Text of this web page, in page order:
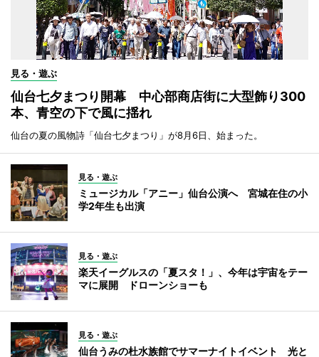
見る・遊ぶ
仙台七夕まつり開幕 中心部商店街に大型飾り300
本、青空の下で風に揺れ
仙台の夏の風物詩「仙台七夕まつり」が8月6日、始まった。
見る・遊ぶ
ミュージカル「アニー」仙台公演へ 宮城在住の小
学2年生も出演
見る・遊ぶ
楽天イーグルスの「夏スタ！」、今年は宇宙をテー
マに展開 ドローンショーも
見る・遊ぶ
仙台うみの杜水族館でサマーナイトイベント 光と